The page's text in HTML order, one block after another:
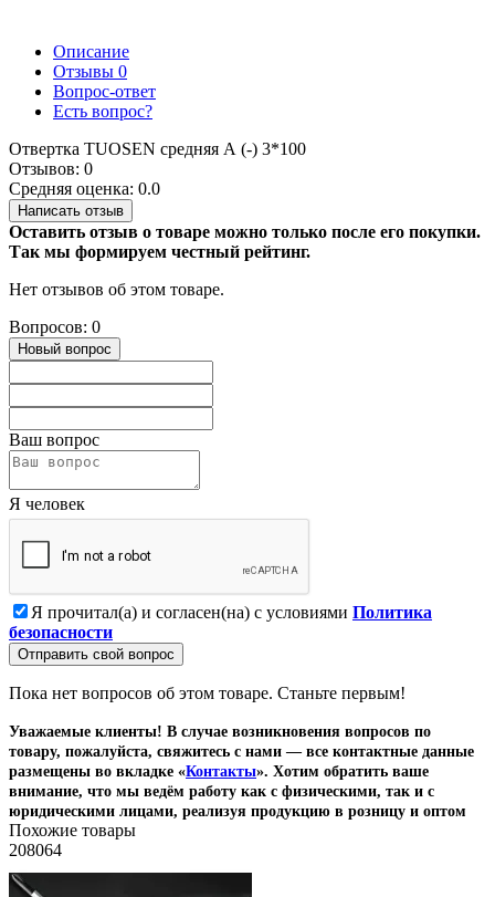
Описание
Отзывы 0
Вопрос-ответ
Есть вопрос?
Отвертка TUOSEN средняя А (-) 3*100
Отзывов: 0
Средняя оценка: 0.0
Написать отзыв
Оставить отзыв о товаре можно только после его покупки.
Так мы формируем честный рейтинг.
Нет отзывов об этом товаре.
Вопросов: 0
Новый вопрос
Ваш вопрос
Я человек
Я прочитал(а) и согласен(на) с условиями Политика
безопасности
Отправить свой вопрос
Пока нет вопросов об этом товаре. Станьте первым!
Уважаемые клиенты! В случае возникновения вопросов по
товару, пожалуйста, свяжитесь с нами — все контактные данные
размещены во вкладке «Контакты». Хотим обратить ваше
внимание, что мы ведём работу как с физическими, так и с
юридическими лицами, реализуя продукцию в розницу и оптом
Похожие товары
208064